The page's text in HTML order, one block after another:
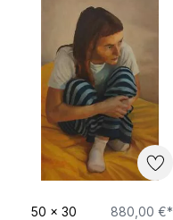
50 x 30
880,00 €*